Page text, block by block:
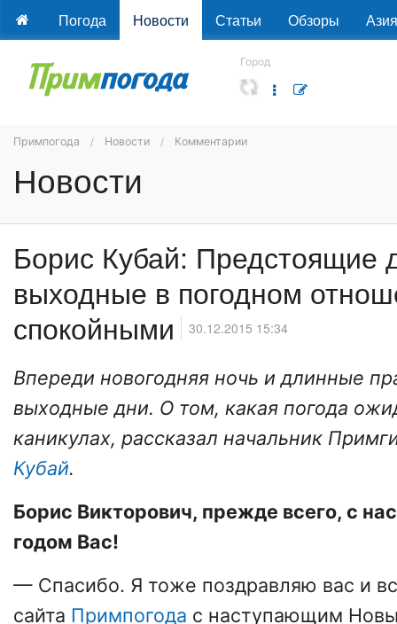
Погода Новости Статьи Обзоры Азия
Город
Примпогода Новости Комментарии
Новости
Борис Кубай: Предстоящие
выходные в погодном
спокойными
30.12.2015 15:34
Впереди новогодняя ночь и длинные
выходные дни. О том, какая погода
каникулах, рассказал начальник
Кубай.
Борис Викторович, прежде всего, с
годом Вас!
— Спасибо. Я тоже поздравляю вас и
сайта Примпогода с наступающим